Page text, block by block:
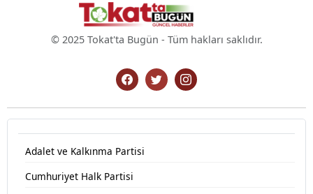
© 2025 Tokat'ta Bugün - Tüm hakları saklıdır.
Adalet ve Kalkınma Partisi
Cumhuriyet Halk Partisi